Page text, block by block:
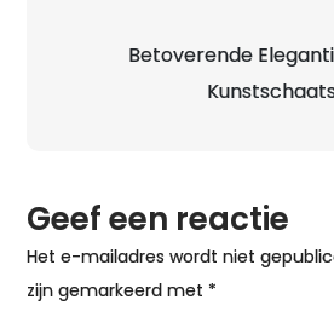
Betoverende
Geef een reactie
Het e-mailadres wordt niet
zijn gemarkeerd met *